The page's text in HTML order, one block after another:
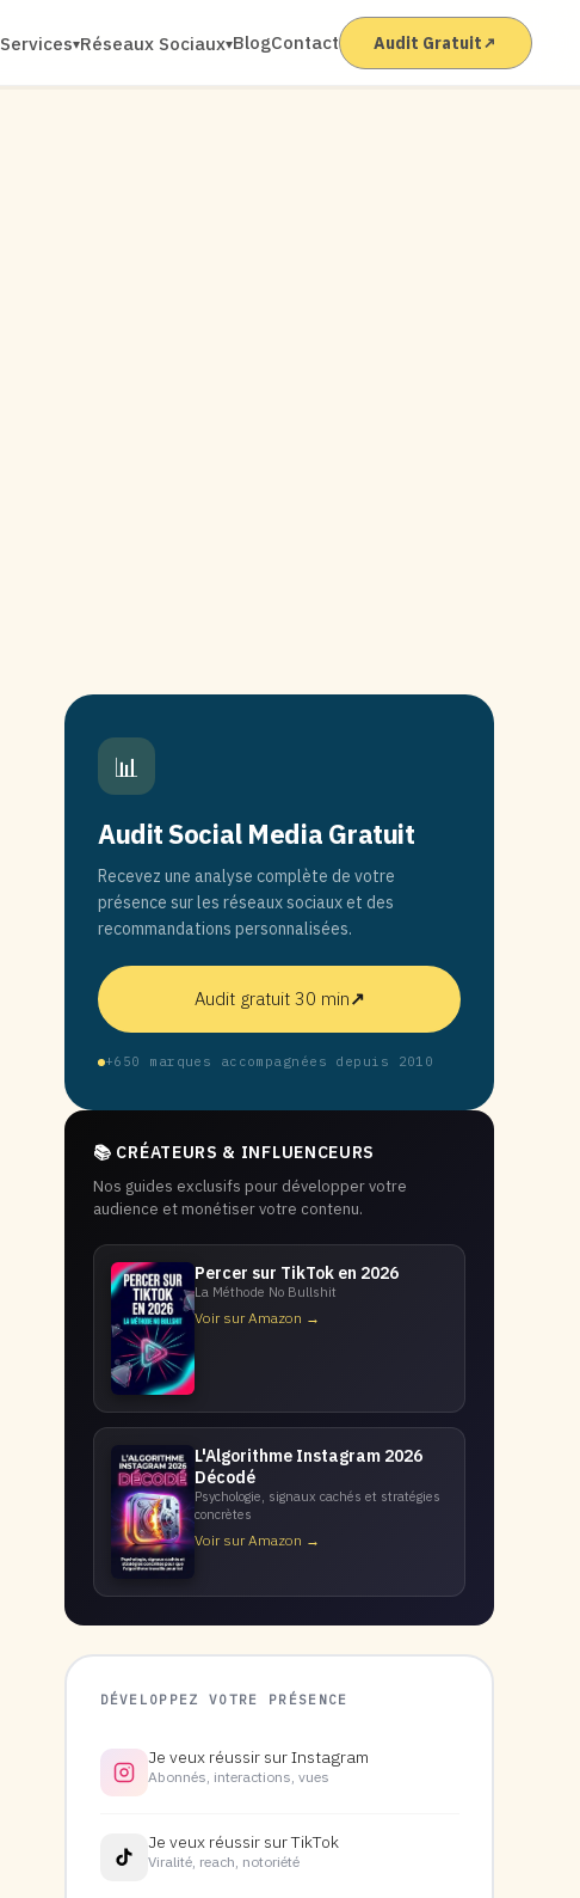
Services▾Réseaux Sociaux▾BlogContact Audit Gratuit↗
📊
Audit Social Media Gratuit
Recevez une analyse complète de votre
présence sur les réseaux sociaux et des
recommandations personnalisées.
Audit gratuit 30 min↗
+650 marques accompagnées depuis 2010
📚 CRÉATEURS & INFLUENCEURS
Nos guides exclusifs pour développer votre
audience et monétiser votre contenu.
Percer sur TikTok en 2026
La Méthode No Bullshit
Voir sur Amazon →
L'Algorithme Instagram 2026
Décodé
Psychologie, signaux cachés et stratégies
concrètes
Voir sur Amazon →
DÉVELOPPEZ VOTRE PRÉSENCE
Je veux réussir sur Instagram
Abonnés, interactions, vues
Je veux réussir sur TikTok
Viralité, reach, notoriété